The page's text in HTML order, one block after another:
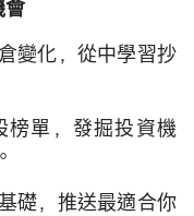
會
變化，從中學習抄
榜單，發掘投資機
礎，推送最適合你